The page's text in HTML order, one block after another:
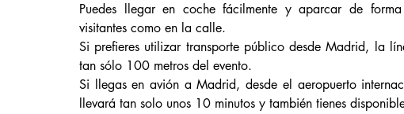
Puedes llegar en coche fácilmente y aparcar de
visitantes como en la calle.
Si prefieres utilizar transporte público desde Madrid, la
tan sólo 100 metros del evento.
Si llegas en avión a Madrid, desde el aeropuerto
llevará tan solo unos 10 minutos y también tienes